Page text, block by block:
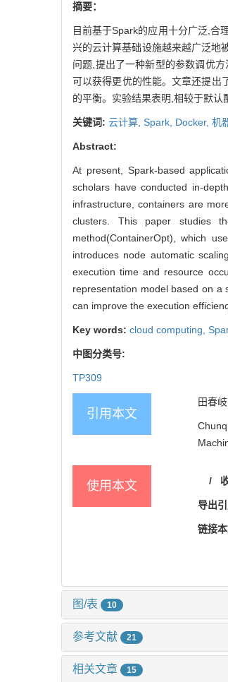
摘要：
目前基于Spark的应用十分广泛,合
兴的云计算基础设施越来越广泛地
问题,提出了一种新型的参数调优
可以获得更优的性能。文章还提出
的平衡。实验结果表明,相较于默认
关键词: 云计算, Spark, Docker, 机
Abstract:
At present, Spark-based
scholars have conducted in-
infrastructure, containers are
clusters. This paper studies
method(ContainerOpt), which
introduces node automatic
execution time and resource
representation model based on a
can improve the execution
Key words: cloud computing,
中图分类号:
TP309
引用本文
田春
使用本文 /
导出
链接
图/表 10
参考文献 21
相关文章 15